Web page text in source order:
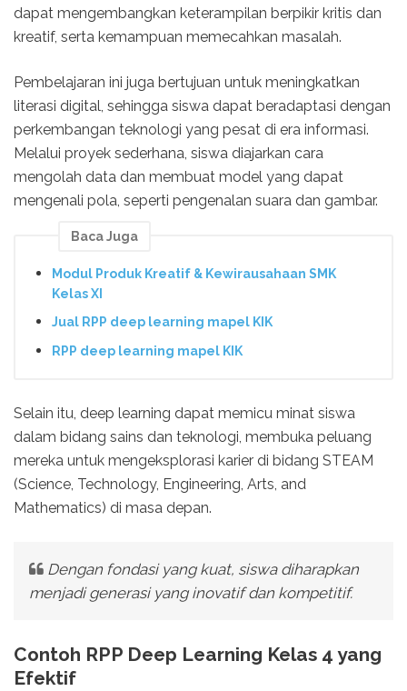
dapat mengembangkan keterampilan berpikir kritis dan
kreatif, serta kemampuan memecahkan masalah.
Pembelajaran ini juga bertujuan untuk meningkatkan
literasi digital, sehingga siswa dapat beradaptasi dengan
perkembangan teknologi yang pesat di era informasi.
Melalui proyek sederhana, siswa diajarkan cara
mengolah data dan membuat model yang dapat
mengenali pola, seperti pengenalan suara dan gambar.
Baca Juga
Modul Produk Kreatif & Kewirausahaan SMK
Kelas XI
Jual RPP deep learning mapel KIK
RPP deep learning mapel KIK
Selain itu, deep learning dapat memicu minat siswa
dalam bidang sains dan teknologi, membuka peluang
mereka untuk mengeksplorasi karier di bidang STEAM
(Science, Technology, Engineering, Arts, and
Mathematics) di masa depan.
Dengan fondasi yang kuat, siswa diharapkan
menjadi generasi yang inovatif dan kompetitif.
Contoh RPP Deep Learning Kelas 4 yang
Efektif